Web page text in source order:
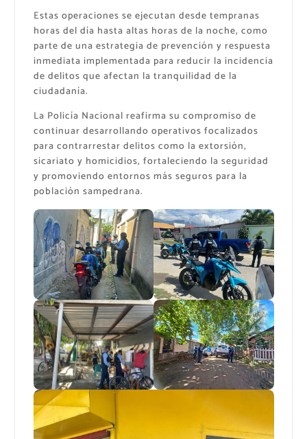
Estas operaciones se ejecutan desde tempranas
horas del día hasta altas horas de la noche, como
parte de una estrategia de prevención y respuesta
inmediata implementada para reducir la incidencia
de delitos que afectan la tranquilidad de la
ciudadanía.
La Policía Nacional reafirma su compromiso de
continuar desarrollando operativos focalizados
para contrarrestar delitos como la extorsión,
sicariato y homicidios, fortaleciendo la seguridad
y promoviendo entornos más seguros para la
población sampedrana.